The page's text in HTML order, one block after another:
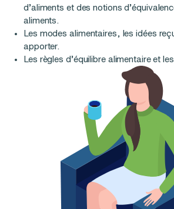
d’aliments et des notions
aliments.
Les modes alimentaires, les idées
apporter.
Les règles d’équilibre alimentaire et